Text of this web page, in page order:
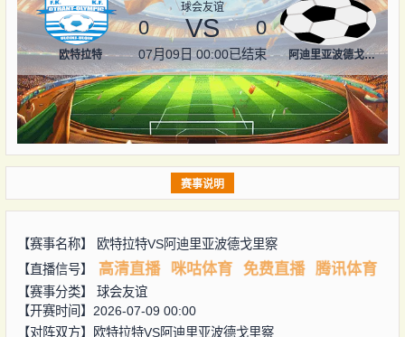
欧特拉特
球会友谊
0 VS 0
07月09日 00:00已结束 阿迪里亚波德戈里察
赛事说明
【赛事名称】
欧特拉特VS阿迪里亚波德戈里察
【直播信号】
高清直播 咪咕体育 免费直播 腾讯体育
【赛事分类】 球会友谊
【开赛时间】2026-07-09 00:00
【对阵双方】
欧特拉特VS阿迪里亚波德戈里察